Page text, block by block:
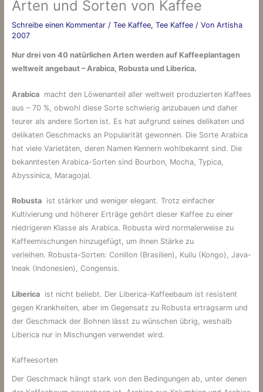
Arten und Sorten von Kaffee
Schreibe einen Kommentar / Tee Kaffee, Tee Kaffee/ Von Artisha
2007
Nur drei von 40 natürlichen Arten werden auf Kaffeeplantagen
weltweit angebaut – Arabica, Robusta und Liberica.
Arabicamacht den Löwenanteil aller weltweit produzierten Kaffees
aus – 70 %, obwohl diese Sorte schwierig anzubauen und daher
teurer als andere Sorten ist. Es hat aufgrund seines delikaten und
delikaten Geschmacks an Popularität gewonnen. Die Sorte Arabica
hat viele Varietäten, deren Namen Kennern wohlbekannt sind. Die
bekanntesten Arabica-Sorten sind Bourbon, Mocha, Typica,
Abyssinica, Maragojal.
Robustaist stärker und weniger elegant. Trotz einfacher
Kultivierung und höherer Erträge gehört dieser Kaffee zu einer
niedrigeren Klasse als Arabica. Robusta wird normalerweise zu
Kaffeemischungen hinzugefügt, um ihnen Stärke zu
verleihen. Robusta-Sorten: Conillon (Brasilien), Kuilu (Kongo), Java-
Ineak (Indonesien), Congensis.
Libericaist nicht beliebt. Der Liberica-Kaffeebaum ist resistent
gegen Krankheiten, aber im Gegensatz zu Robusta ertragsarm und
der Geschmack der Bohnen lässt zu wünschen übrig, weshalb
Liberica nur in Mischungen verwendet wird.
Kaffeesorten
Der Geschmack hängt stark von den Bedingungen ab, unter denen